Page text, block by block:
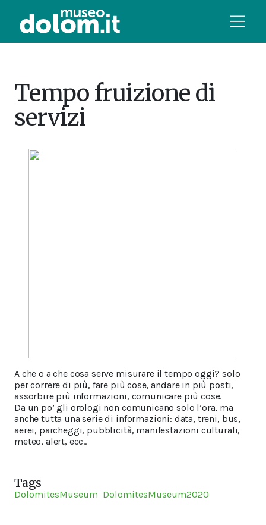
Tempo fruizione di
servizi
A che o a che cosa serve misurare il tempo oggi? solo
per correre di più, fare più cose, andare in più posti,
assorbire più informazioni, comunicare più cose.
Da un po’ gli orologi non comunicano solo l’ora, ma
anche tutta una serie di informazioni: data, treni, bus,
aerei, parcheggi, pubblicità, manifestazioni culturali,
meteo, alert, ecc..
Tags
DolomitesMuseum DolomitesMuseum2020